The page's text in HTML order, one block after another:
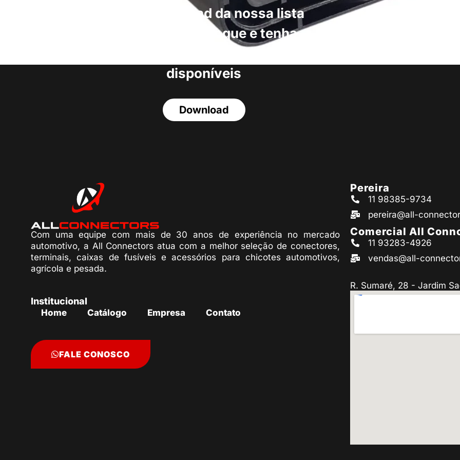
Faça o download da nossa lista
completa de estoque e tenha
disponíveis
Download
Com uma equipe com mais de 30 anos de experiência no mercado
automotivo, a All Connectors atua com a melhor seleção de conectores,
terminais, caixas de fusíveis e acessórios para chicotes automotivos,
agrícola e pesada.
Institucional
Home Catálogo Empresa Contato
FALE CONOSCO
Pereira
11 98385-9734
pereira@all-
Comercial All
11 93283-4926
vendas@all-
R. Sumaré, 28 - Jardim